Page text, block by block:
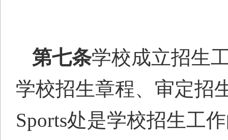
第七条学校成立招生
学校招生章程、审定招
Sports处是学校招生工